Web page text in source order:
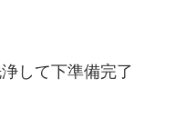
して下準備完了